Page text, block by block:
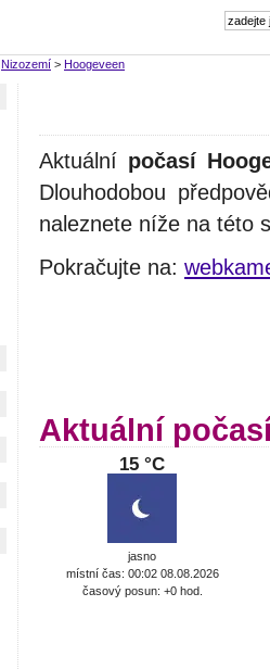
Nizozemí > Hoogeveen
Aktuální počasí
Dlouhodobou
naleznete níže na této
Pokračujte na:
Aktuální
15 °C
jasno
místní čas: 00:02 08.08.2026
časový posun: +0 hod.